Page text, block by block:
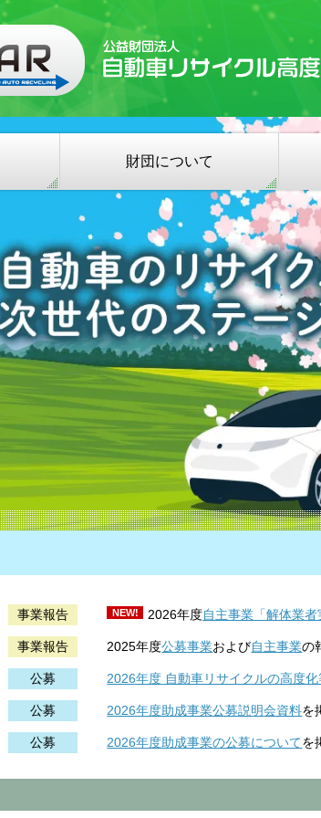
財団について
事業報告 NEW! 2026年度自主事業「解体業
事業報告 2025年度公募事業および自主事業の
公募 2026年度 自動車リサイクルの高度
公募 2026年度助成事業公募説明会資料を
公募 2026年度助成事業の公募についてを